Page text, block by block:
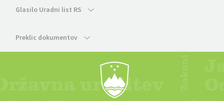
Glasilo Uradni list RS
Preklic dokumentov